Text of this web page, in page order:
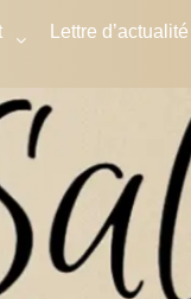
Lettre d’actualité